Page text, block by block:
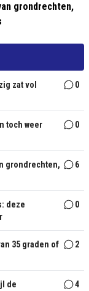
grondrechten,
zat vol
0
toch weer
0
grondrechten,
6
deze
0
35 graden of
2
de
4